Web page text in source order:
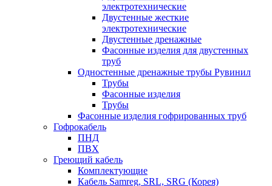
электротехнические
Двустенные жесткие
электротехнические
Двустенные дренажные
Фасонные изделия для двустенных
труб
Одностенные дренажные трубы Рувинил
Трубы
Фасонные изделия
Трубы
Фасонные изделия гофрированных труб
Гофрокабель
ПНД
ПВХ
Греющий кабель
Комплектующие
Кабель Samreg, SRL, SRG (Корея)